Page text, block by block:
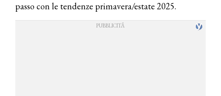
passo con le tendenze primavera/estate 2025.